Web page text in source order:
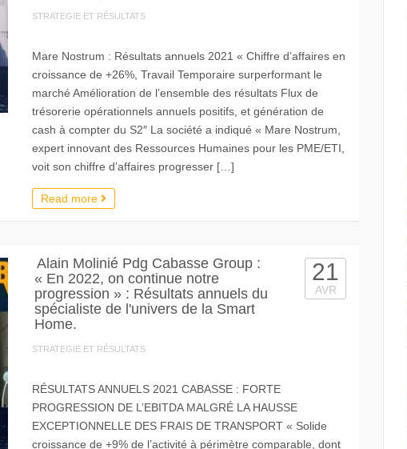
STRATEGIE ET RÉSULTATS
Mare Nostrum : Résultats annuels 2021 « Chiffre d’affaires en
croissance de +26%, Travail Temporaire surperformant le
marché Amélioration de l’ensemble des résultats Flux de
trésorerie opérationnels annuels positifs, et génération de
cash à compter du S2″ La société a indiqué « Mare Nostrum,
expert innovant des Ressources Humaines pour les PME/ETI,
voit son chiffre d’affaires progresser […]
Read more
Alain Molinié Pdg Cabasse Group :
« En 2022, on continue notre
progression » : Résultats annuels du
spécialiste de l'univers de la Smart
Home.
STRATEGIE ET RÉSULTATS
21
AVR
RÉSULTATS ANNUELS 2021 CABASSE : FORTE
PROGRESSION DE L’EBITDA MALGRÉ LA HAUSSE
EXCEPTIONNELLE DES FRAIS DE TRANSPORT « Solide
croissance de +9% de l’activité à périmètre comparable, dont